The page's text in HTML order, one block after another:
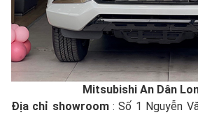
Mitsubishi An Dân
Địa chỉ showroom: Số 1 Nguyễn